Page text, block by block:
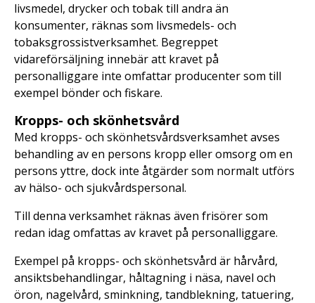
livsmedel, drycker och tobak till andra än
konsumenter, räknas som livsmedels- och
tobaksgrossistverksamhet. Begreppet
vidareförsäljning innebär att kravet på
personalliggare inte omfattar producenter som till
exempel bönder och fiskare.
Kropps- och skönhetsvård
Med kropps- och skönhetsvårdsverksamhet avses
behandling av en persons kropp eller omsorg om en
persons yttre, dock inte åtgärder som normalt utförs
av hälso- och sjukvårdspersonal.
Till denna verksamhet räknas även frisörer som
redan idag omfattas av kravet på personalliggare.
Exempel på kropps- och skönhetsvård är hårvård,
ansiktsbehandlingar, håltagning i näsa, navel och
öron, nagelvård, sminkning, tandblekning, tatuering,